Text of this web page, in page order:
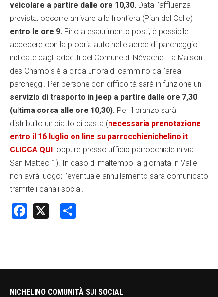
veicolare a partire dalle ore 10,30. Data l’affluenza
prevista, occorre arrivare alla frontiera (Pian del Colle)
entro le ore 9. Fino a esaurimento posti, è possibile
accedere con la propria auto nelle aeree di parcheggio
indicate dagli addetti del Comune di Nèvache. La Maison
des Chamois è a circa un’ora di cammino dall’area
parcheggi. Per persone con difficoltà sarà in funzione un
servizio di trasporto in jeep a partire dalle ore 7,30
(ultima corsa alle ore 10,30). Per il pranzo sarà
distribuito un piatto di pasta (necessaria prenotazione
entro il 16 luglio on line su parrocchienichelino.it
CLICCA QUI oppure presso ufficio parrocchiale in via
San Matteo 1). In caso di maltempo la giornata in Valle
non avrà luogo; l’eventuale annullamento sarà comunicato
tramite i canali social.
Facebook
NICHELINO COMUNITÀ SUI SOCIAL